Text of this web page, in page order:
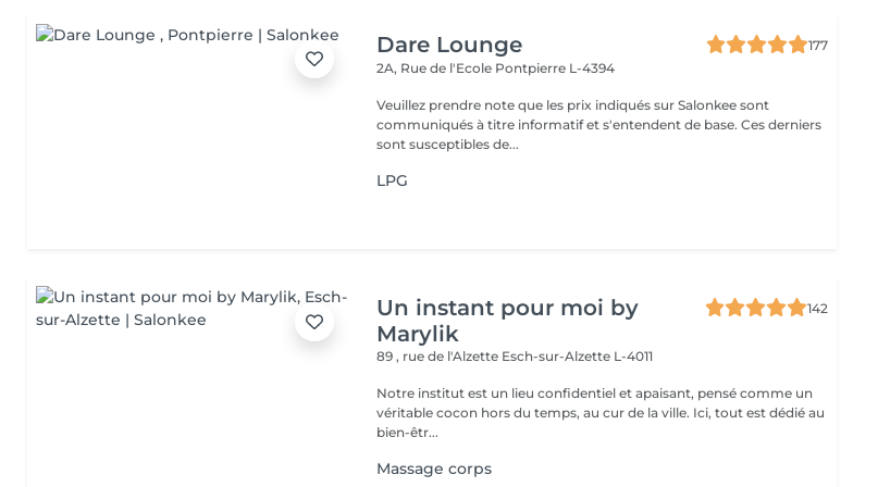
Dare Lounge
177
2A, Rue de l'Ecole Pontpierre L-4394
Veuillez prendre note que les prix indiqués sur Salonkee sont
communiqués à titre informatif et s'entendent de base. Ces derniers
sont susceptibles de...
LPG
Un instant pour moi by
Marylik
142
89 , rue de l'Alzette Esch-sur-Alzette L-4011
Notre institut est un lieu confidentiel et apaisant, pensé comme un
véritable cocon hors du temps, au cur de la ville. Ici, tout est dédié au
bien-êtr...
Massage corps